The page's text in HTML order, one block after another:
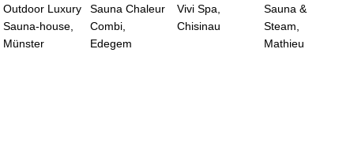
Outdoor Luxury
Sauna-house,
Münster
Sauna Chaleur
Combi,
Edegem
Vivi Spa,
Chisinau
Sauna &
Steam,
Mathieu